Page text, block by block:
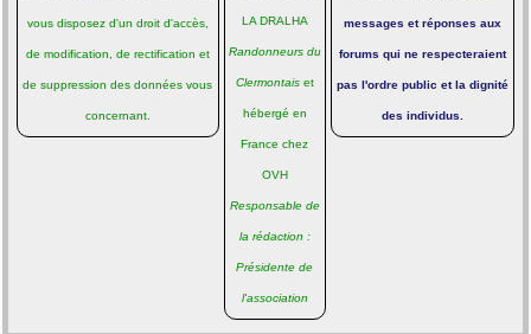
vous disposez d'un droit d'accès,
de modification, de rectification et
de suppression des données vous
concernant.
LA DRALHA
Randonneurs du
Clermontaiset
hébergé en
France chez
OVH
Responsable de
la rédaction :
Présidente de
l'association
messages et réponses aux
forums qui ne respecteraient
pas l'ordre public et la dignité
des individus.